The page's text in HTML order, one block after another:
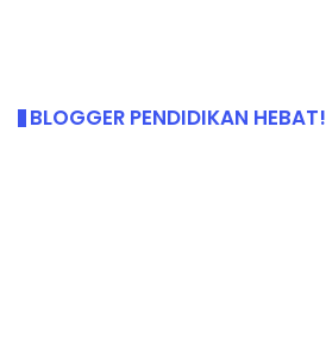
BLOGGER PENDIDIKAN HEBAT!